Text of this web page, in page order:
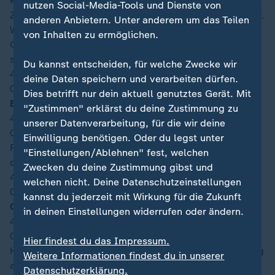
Zapopan daher ein folgerichtiges Halbzeitergebnis dar.
Wer hier heute das Weiterkommen und den
Gruppensieg vorzeitig klarmachen möchte, sollte
schon mehr zeigen. 45 Minuten Zeit sind dafür noch.
45′
+5
03:50
Ende 1. Halbzeit
45′
03:49
Fahrt mag die Partie nicht mehr aufnehmen. So trudelt
das Ganze unaufhaltsam der Pause entgegen.
45′
03:47
Offizielle Nachspielzeit (Minuten): 4
45′
03:47
Heung-min Son flankt gut von der rechten Seite. Mittig
am Torraum rutscht Jae-sung Lee in die Hereingabe,
nutzen Social-Media-Tools und Dienste von
anderen Anbietern. Unter anderem um das Teilen
von Inhalten zu ermöglichen.
Du kannst entscheiden, für welche Zwecke wir
deine Daten speichern und verarbeiten dürfen.
Dies betrifft nur dein aktuell genutztes Gerät. Mit
"Zustimmen" erklärst du deine Zustimmung zu
unserer Datenverarbeitung, für die wir deine
Einwilligung benötigen. Oder du legst unter
"Einstellungen/Ablehnen" fest, welchen
Zwecken du deine Zustimmung gibst und
welchen nicht. Deine Datenschutzeinstellungen
kannst du jederzeit mit Wirkung für die Zukunft
in deinen Einstellungen widerrufen oder ändern.
Hier findest du das Impressum.
Weitere Informationen findest du in unserer
Datenschutzerklärung.